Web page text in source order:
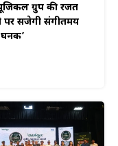
ग्रुप की रजत
पर सजेगी संगीतमय